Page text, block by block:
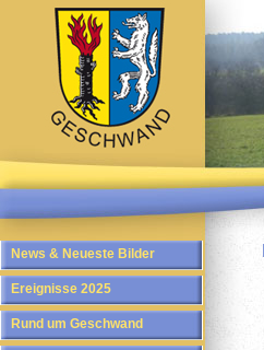
News & Neueste Bilder
Ereignisse 2025
Rund um Geschwand